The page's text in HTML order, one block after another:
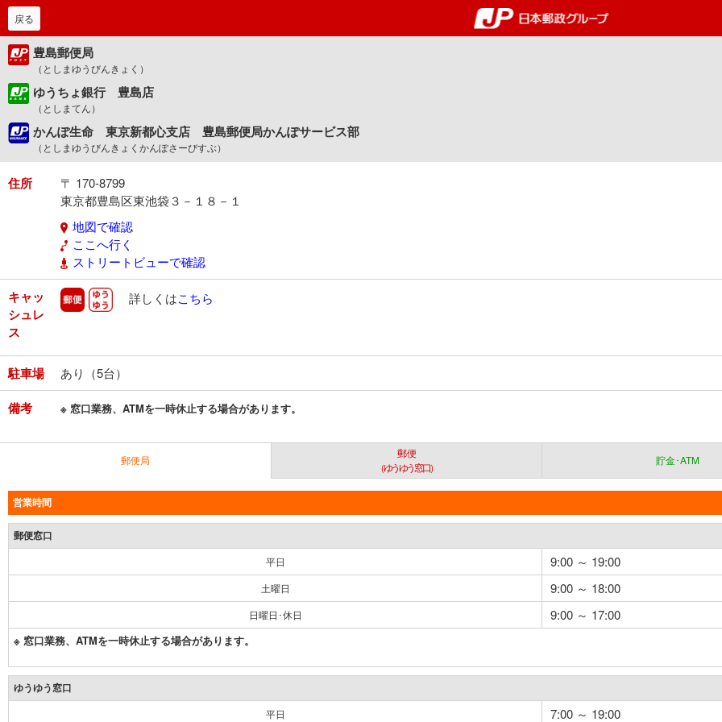
郵便局・日本郵政グルー
戻る
豊島郵便局
（としまゆうびんきょく）
ゆうちょ銀行 豊島店
（としまてん）
かんぽ生命 東京新都心支店 豊島郵便局かんぽサービス部
（としまゆうびんきょくかんぽさーびすぶ）
住所
〒 170-8799
東京都豊島区東池袋３－１８－１
地図で確認
ここへ行く
ストリートビューで確認
キャッ
シュレ
ス
郵便 ゆうゆう
詳しくはこちら
駐車場 あり（5台）
備考 ※ 窓口業務、ATMを一時休止する場合があります。
郵便局
郵便
（ゆうゆう窓口）
貯金･ATM
営業時間
郵便窓口
平日 9:00 ～ 19:00
土曜日 9:00 ～ 18:00
日曜日･休日 9:00 ～ 17:00
※ 窓口業務、ATMを一時休止する場合があります。
ゆうゆう窓口
平日 7:00 ～ 19:00